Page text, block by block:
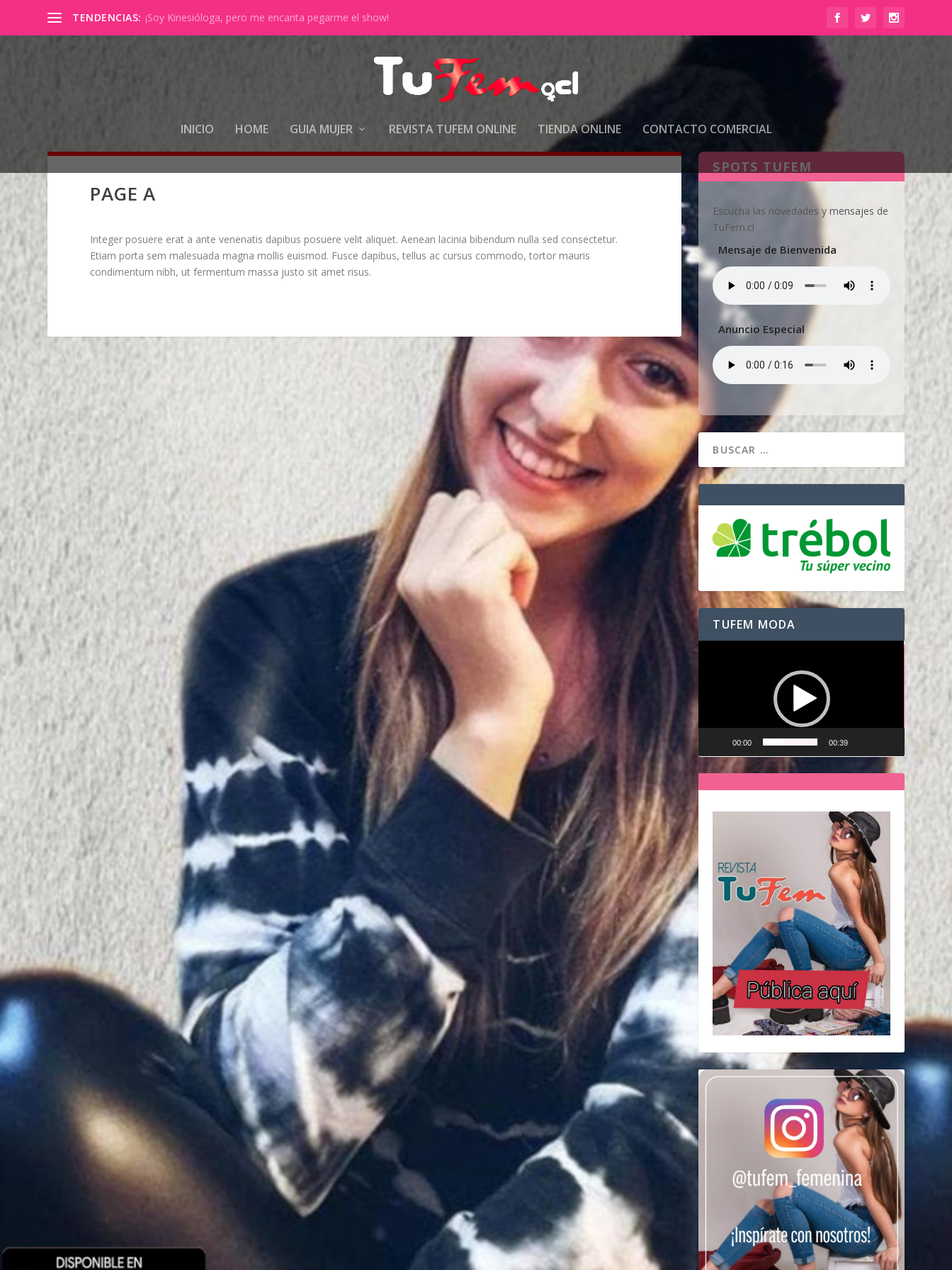
TENDENCIAS: ¡Soy Kinesióloga, pero me encanta pegarme el show!
INICIO HOME GUIA MUJER REVISTA TUFEM ONLINE TIENDA ONLINE CONTACTO COMERCIAL
PAGE A
Integer posuere erat a ante venenatis dapibus posuere velit aliquet. Aenean lacinia bibendum nulla sed consectetur.
Etiam porta sem malesuada magna mollis euismod. Fusce dapibus, tellus ac cursus commodo, tortor mauris
condimentum nibh, ut fermentum massa justo sit amet risus.
SPOTS TUFEM
Escucha las novedades y mensajes de
TuFem.cl
Mensaje de Bienvenida
Anuncio Especial
TUFEM MODA
00:00 00:39